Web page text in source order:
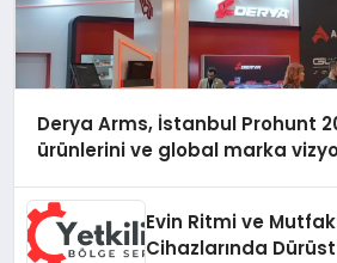
Derya Arms, İstanbul Prohunt
ürünlerini ve global marka
Evin Ritmi ve
Cihazlarında